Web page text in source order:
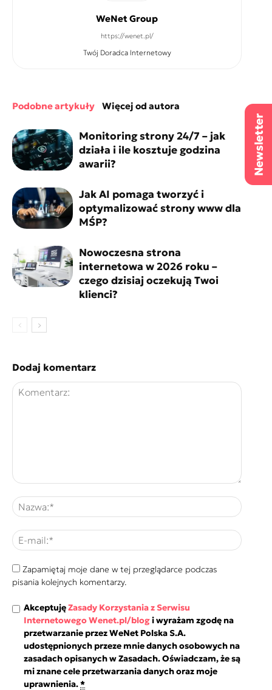
WeNet Group
https://wenet.pl/
Twój Doradca Internetowy
podobne artykuły więcej od autora
Monitoring strony 24/7 – jak
działa i ile kosztuje godzina
awarii?
Jak AI pomaga tworzyć i
optymalizować strony www dla
MŚP?
Nowoczesna strona
internetowa w 2026 roku –
czego dzisiaj oczekują Twoi
klienci?
Dodaj komentarz
Zapamiętaj moje dane w tej przeglądarce podczas
pisania kolejnych komentarzy.
AkceptujęZasady Korzystania z Serwisu
Internetowego Wenet.pl/blogi wyrażam zgodę na
przetwarzanie przez WeNet Polska S.A.
udostępnionych przeze mnie danych osobowych na
zasadach opisanych w Zasadach. Oświadczam, że są
mi znane cele przetwarzania danych oraz moje
uprawnienia.*